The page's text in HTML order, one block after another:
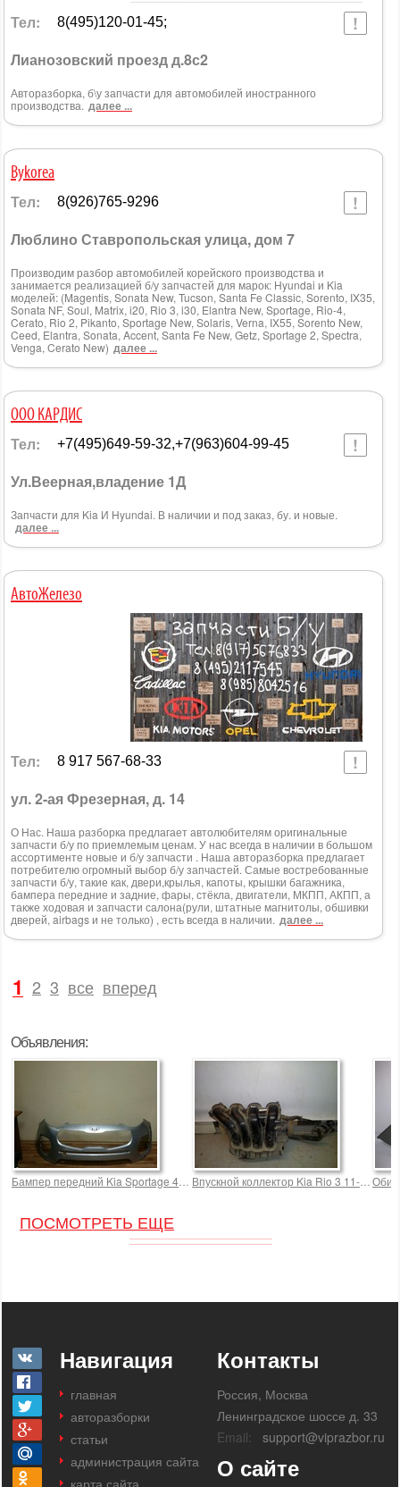
Объявления:
Бампер передний Kia Sportage 4 OEM 86511F1000 Rio 4200,0 р.
Впускной коллектор Kia Rio 3 11- 4200,0
ПОСМОТРЕТЬ ЕЩЕ
Тел: 8(495)120-01-45;
Лианозовский проезд д.8с2
Авторазборка, б\у запчасти для автомобилей иностранного
производства. далее ...
Bykorea
Тел: 8(926)765-9296
Люблино Ставропольская улица, дом 7
Производим разбор автомобилей корейского производства и
занимается реализацией б/у запчастей для марок: Hyundai и Kia
моделей: (Magentis, Sonata New, Tucson, Santa Fe Classic, Sorento, IX35,
Sonata NF, Soul, Matrix, i20, Rio 3, i30, Elantra New, Sportage, Rio-4,
Cerato, Rio 2, Pikanto, Sportage New, Solaris, Verna, IX55, Sorento New,
Ceed, Elantra, Sonata, Accent, Santa Fe New, Getz, Sportage 2, Spectra,
Venga, Cerato New) далее ...
ООО КАРДИС
Тел: +7(495)649-59-32,+7(963)604-99-45
Ул.Веерная,владение 1Д
Запчасти для Kia И Hyundai. В наличии и под заказ, бу. и новые.
далее ...
АвтоЖелезо
Тел: 8 917 567-68-33
ул. 2-ая Фрезерная, д. 14
О Нас. Наша разборка предлагает автолюбителям оригинальные
запчасти б/у по приемлемым ценам. У нас всегда в наличии в большом
ассортименте новые и б/у запчасти . Наша авторазборка предлагает
потребителю огромный выбор б/у запчастей. Самые востребованные
запчасти б/у, такие как, двери,крылья, капоты, крышки багажника,
бампера передние и задние, фары, стёкла, двигатели, МКПП, АКПП, а
также ходовая и запчасти салона(рули, штатные магнитолы, обшивки
дверей, airbags и не только) , есть всегда в наличии. далее ...
1 2 3 все вперед
Навигация
главная
авторазборки
статьи
администрация сайта
Контакты
Россия, Москва
Ленинградское шоссе д. 33
Email:
support@viprazbor.ru
О сайте